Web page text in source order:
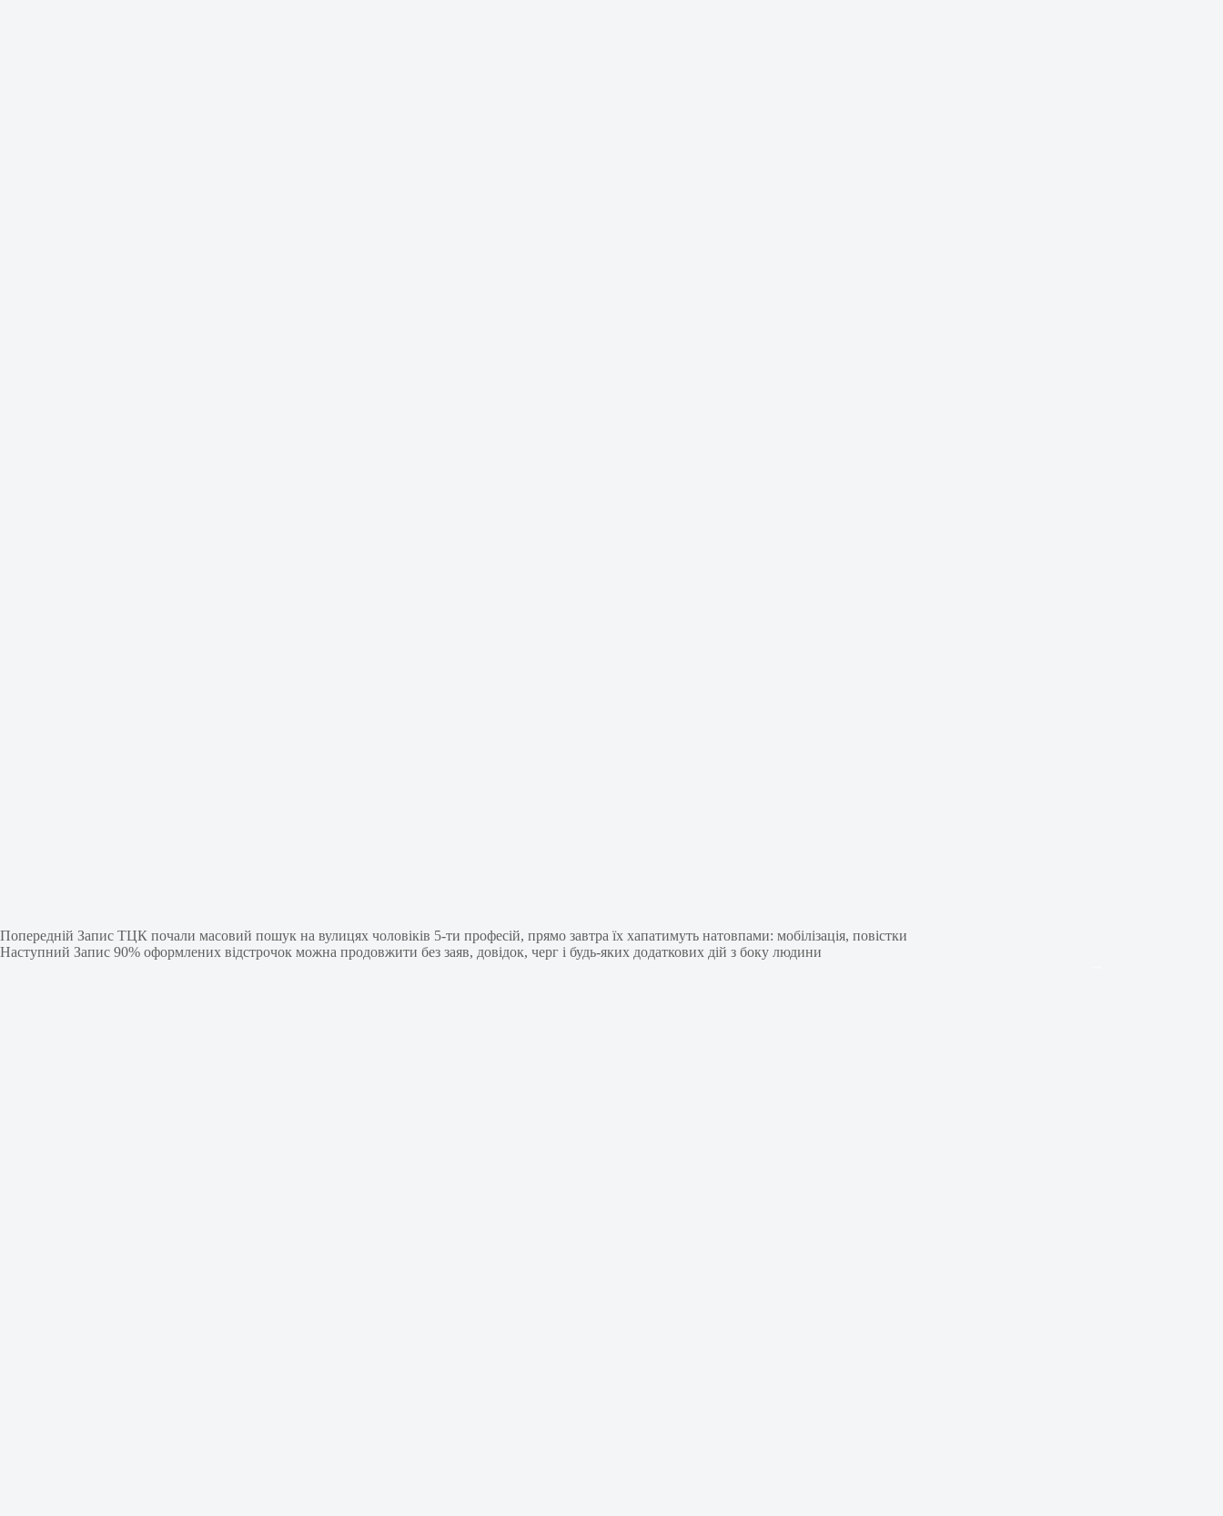
Попередній Запис ТЦК почали масовий пошук на вулицях чоловіків 5-ти професій, прямо завтра їх хапатимуть натовпами: мобілізація, повістки
Наступний Запис 90% оформлених відстрочок можна продовжити без заяв, довідок, черг і будь-яких додаткових дій з боку людини